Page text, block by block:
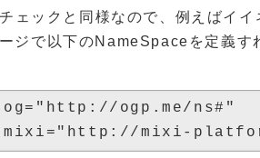
ェックと同様なので、例えばイ
ジで以下のNameSpaceを定義
ogp.me/ns#"